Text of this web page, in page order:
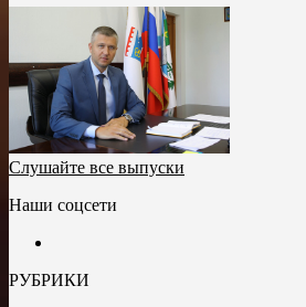
Слушайте все выпуски
Наши соцсети
РУБРИКИ